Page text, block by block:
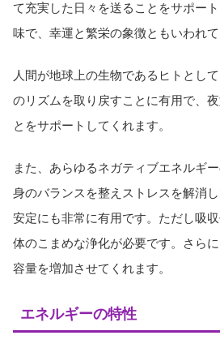
て充実した日々を送ることをサポー
味で、幸運と繁栄の象徴ともいわれて
人間が地球上の生物であるヒトとし
のリズムを取り戻すことに有用で、
とをサポートしてくれます。
また、あらゆるネガティブエネルギ
身のバランスを整えストレスを解消
安定にも非常に有用です。ただし吸
体のこまめな浄化が必要です。さら
容量を増加させてくれます。
エネルギーの特性